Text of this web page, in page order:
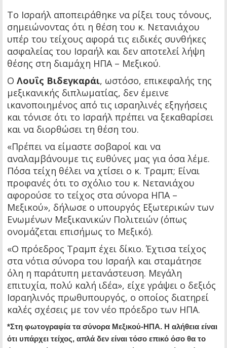
Το Ισραήλ αποπειράθηκε να ρίξει τους τόνους,
σημειώνοντας ότι η θέση του κ. Νετανιάχου
υπέρ του τείχους αφορά τις ειδικές συνθήκες
ασφαλείας του Ισραήλ και δεν αποτελεί λήψη
θέσης στη διαμάχη ΗΠΑ – Μεξικού.
Ο Λουΐς Βιδεγκαράι, ωστόσο, επικεφαλής της
μεξικανικής διπλωματίας, δεν έμεινε
ικανοποιημένος από τις ισραηλινές εξηγήσεις
και τόνισε ότι το Ισραήλ πρέπει να ξεκαθαρίσει
και να διορθώσει τη θέση του.
«Πρέπει να είμαστε σοβαροί και να
αναλαμβάνουμε τις ευθύνες μας για όσα λέμε.
Πόσα τείχη θέλει να χτίσει ο κ. Τραμπ; Είναι
προφανές ότι το σχόλιο του κ. Νετανιάχου
αφορούσε το τείχος στα σύνορα ΗΠΑ –
Μεξικού», δήλωσε ο υπουργός Εξωτερικών των
Ενωμένων Μεξικανικών Πολιτειών (όπως
ονομάζεται επισήμως το Μεξικό).
«Ο πρόεδρος Τραμπ έχει δίκιο. Έχτισα τείχος
στα νότια σύνορα του Ισραήλ και σταμάτησε
όλη η παράτυπη μετανάστευση. Μεγάλη
επιτυχία, πολύ καλή ιδέα», είχε γράψει ο δεξιός
Ισραηλινός πρωθυπουργός, ο οποίος διατηρεί
καλές σχέσεις με τον νέο πρόεδρο των ΗΠΑ.
*Στη φωτογραφία τα σύνορα Μεξικού-ΗΠΑ. Η αλήθεια είναι
ότι υπάρχει τείχος, απλά δεν είναι τόσο επικό όσο θα το